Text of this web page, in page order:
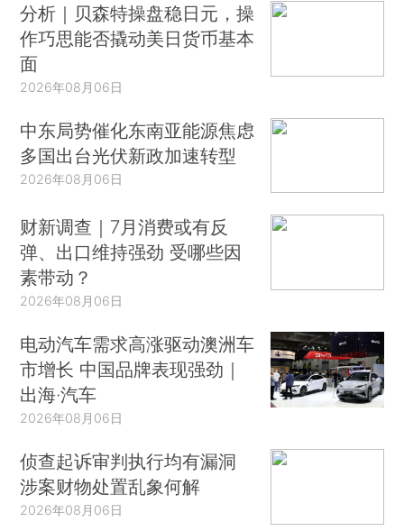
分析｜贝森特操盘稳日元，操
作巧思能否撬动美日货币基本
面
2026年08月06日
中东局势催化东南亚能源焦虑
多国出台光伏新政加速转型
2026年08月06日
财新调查｜7月消费或有反
弹、出口维持强劲 受哪些因
素带动？
2026年08月06日
电动汽车需求高涨驱动澳洲车
市增长 中国品牌表现强劲｜
出海·汽车
2026年08月06日
侦查起诉审判执行均有漏洞
涉案财物处置乱象何解
2026年08月06日